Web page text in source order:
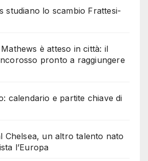
studiano lo scambio Frattesi-
è atteso in città: il
pronto a raggiungere
calendario e partite chiave di
Chelsea, un altro talento nato
l’Europa